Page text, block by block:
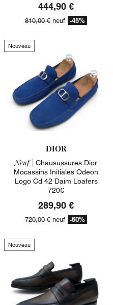
444,90 €
810,00 € neuf -45%
Nouveau
DIOR
Neuf | Chausussures Dior
Mocassins Initiales Odeon
Logo Cd 42 Daim Loafers
720€
289,90 €
720,00 € neuf -60%
Nouveau